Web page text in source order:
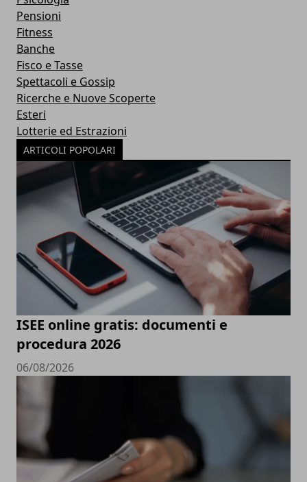
Pensioni
Fitness
Banche
Fisco e Tasse
Spettacoli e Gossip
Ricerche e Nuove Scoperte
Esteri
Lotterie ed Estrazioni
ARTICOLI POPOLARI
ISEE online gratis: documenti e
procedura 2026
06/08/2026